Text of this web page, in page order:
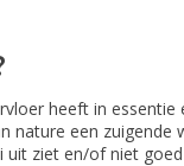
heeft in
nature een
ziet en/of niet